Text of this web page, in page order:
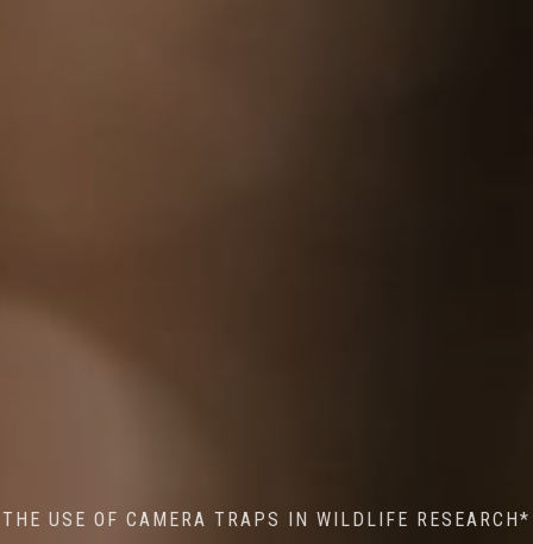
THE USE OF CAMERA TRAPS IN WILDLIFE RESEARCH*
AI MEETS WILDLIFE CONSERVATION: MACHINE
LEARNING IN WILDLIFE RESEARCH*
THE RETURN OF THE APEX PREDATOR IN EUROPE*
MINDFUL STEPS: THE IMPACT OF WALKING IN THE
FOREST ON WILDLIFE